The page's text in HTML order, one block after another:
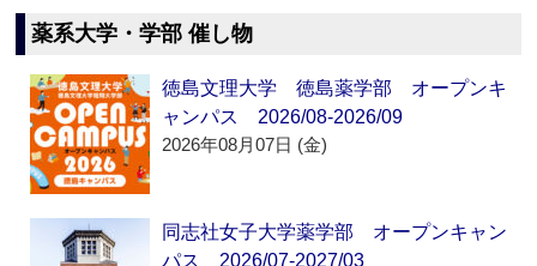
薬系大学・学部 催し物
徳島文理大学 徳島薬学部 オープンキ
ャンパス 2026/08-2026/09
2026年08月07日 (金)
同志社女子大学薬学部 オープンキャン
パス 2026/07-2027/03